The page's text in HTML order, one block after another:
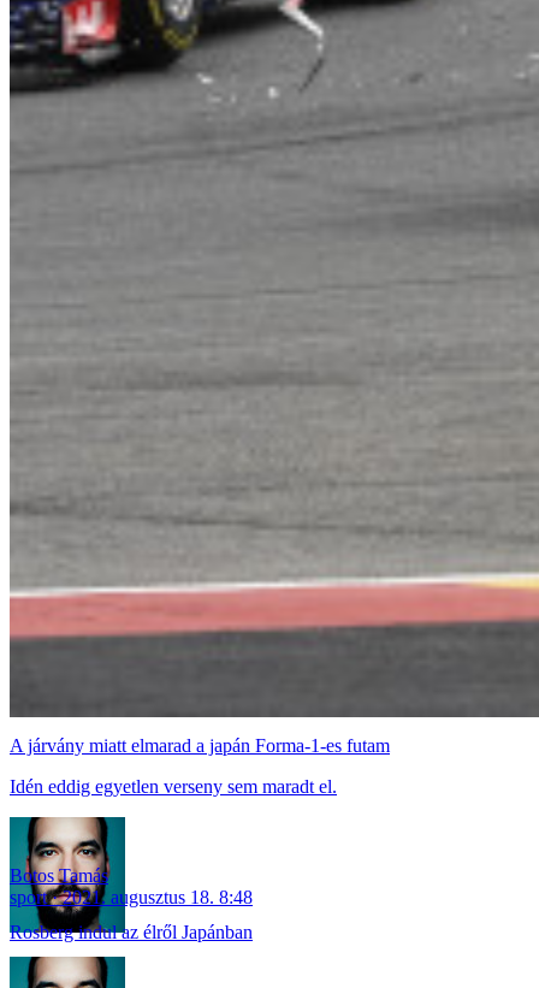
A járvány miatt elmarad a japán Forma-1-es futam
Idén eddig egyetlen verseny sem maradt el.
Botos Tamás
sport
2021. augusztus 18. 8:48
Rosberg indul az élről Japánban